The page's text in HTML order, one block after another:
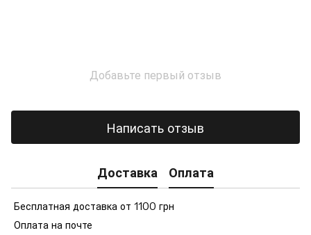
Добавьте первый отзыв
Написать отзыв
Доставка Оплата
Бесплатная доставка от 1100 грн
Оплата на почте